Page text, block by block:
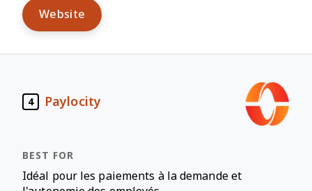
Website
4 Paylocity
Idéal pour les paiements à la demande et